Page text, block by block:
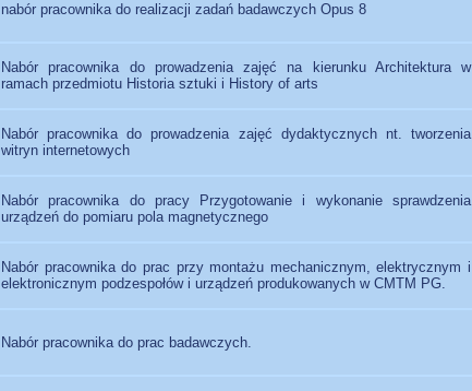
nabór pracownika do realizacji zadań badawczych Opus 8
Nabór pracownika do prowadzenia zajęć na kierunku Architektura w
ramach przedmiotu Historia sztuki i History of arts
Nabór pracownika do prowadzenia zajęć dydaktycznych nt. tworzenia
witryn internetowych
Nabór pracownika do pracy Przygotowanie i wykonanie sprawdzenia
urządzeń do pomiaru pola magnetycznego
Nabór pracownika do prac przy montażu mechanicznym, elektrycznym i
elektronicznym podzespołów i urządzeń produkowanych w CMTM PG.
Nabór pracownika do prac badawczych.